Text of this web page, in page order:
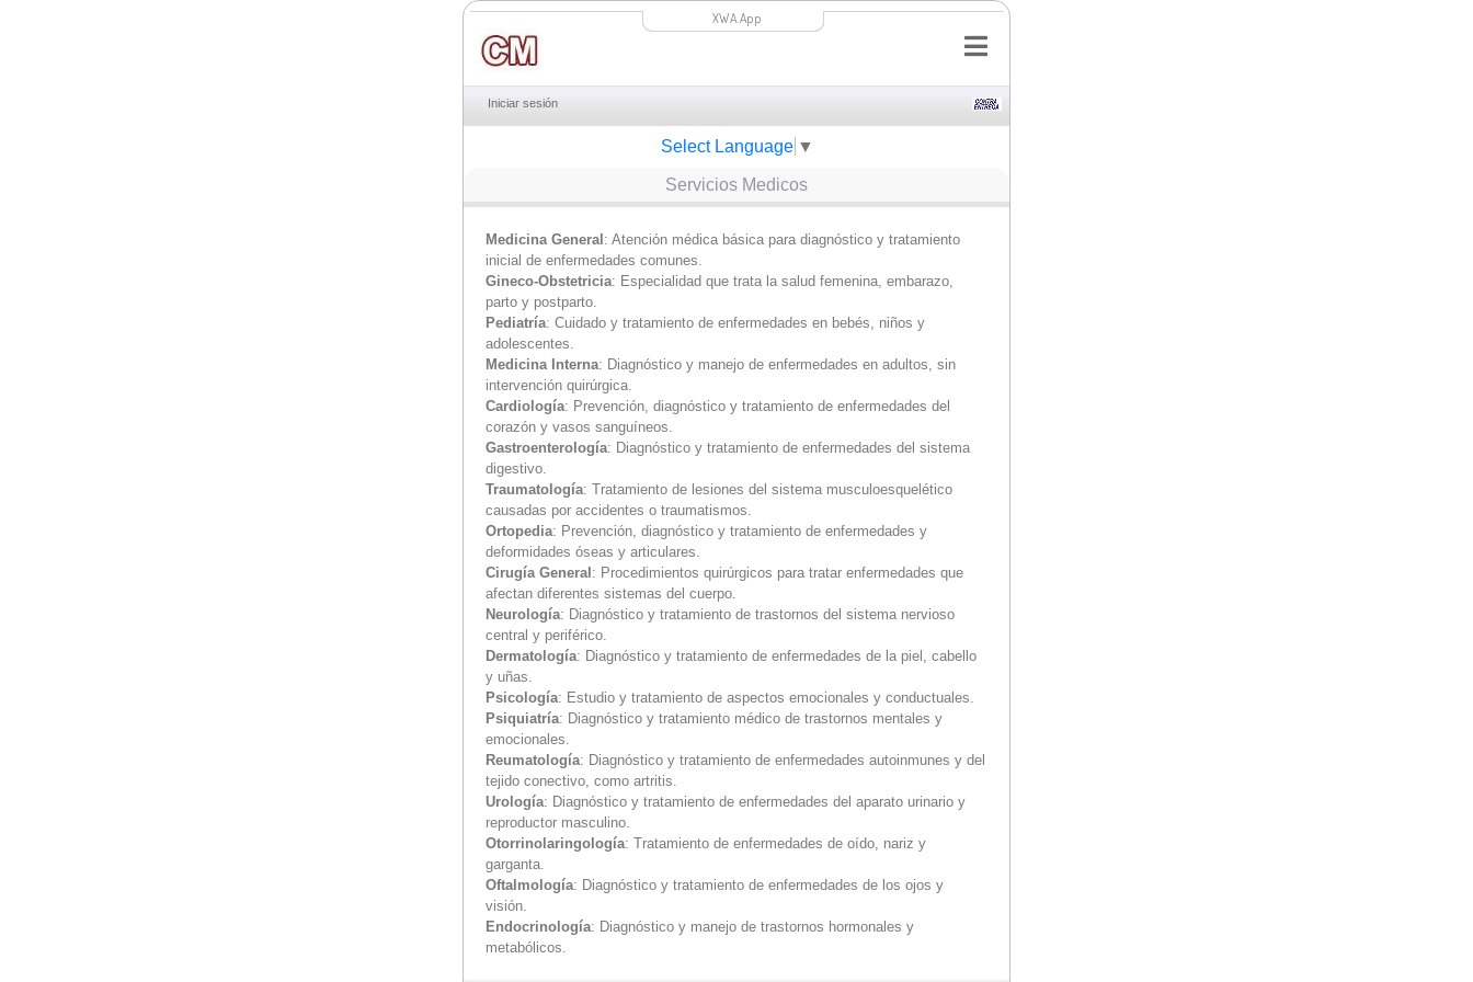
XWA.App
Iniciar sesión
Select Language ▼
Servicios Medicos
Medicina General : Atención médica básica para diagnóstico y tratamiento
inicial de enfermedades comunes.
Gineco-Obstetricia: Especialidad que trata la salud femenina, embarazo,
parto y postparto.
Pediatría: Cuidado y tratamiento de enfermedades en bebés, niños y
adolescentes.
Medicina Interna: Diagnóstico y manejo de enfermedades en adultos, sin
intervención quirúrgica.
Cardiología: Prevención, diagnóstico y tratamiento de enfermedades del
corazón y vasos sanguíneos.
Gastroenterología: Diagnóstico y tratamiento de enfermedades del sistema
digestivo.
Traumatología: Tratamiento de lesiones del sistema musculoesquelético
causadas por accidentes o traumatismos.
Ortopedia: Prevención, diagnóstico y tratamiento de enfermedades y
deformidades óseas y articulares.
Cirugía General : Procedimientos quirúrgicos para tratar enfermedades que
afectan diferentes sistemas del cuerpo.
Neurología: Diagnóstico y tratamiento de trastornos del sistema nervioso
central y periférico.
Dermatología: Diagnóstico y tratamiento de enfermedades de la piel, cabello
y uñas.
Psicología: Estudio y tratamiento de aspectos emocionales y conductuales.
Psiquiatría: Diagnóstico y tratamiento médico de trastornos mentales y
emocionales.
Reumatología: Diagnóstico y tratamiento de enfermedades autoinmunes y del
tejido conectivo, como artritis.
Urología: Diagnóstico y tratamiento de enfermedades del aparato urinario y
reproductor masculino.
Otorrinolaringología: Tratamiento de enfermedades de oído, nariz y
garganta.
Oftalmología: Diagnóstico y tratamiento de enfermedades de los ojos y
visión.
Endocrinología: Diagnóstico y manejo de trastornos hormonales y
metabólicos.